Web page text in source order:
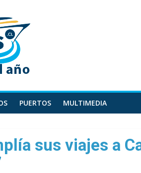
PUERTOS MULTIMEDIA
sus viajes a